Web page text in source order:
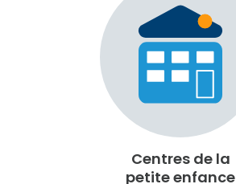
Centres de la
petite enfance